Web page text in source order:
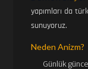
47. BÖLÜM
49. BÖLÜM
yapımları da
sunuyoruz.
Neden Anizm?
Günlük